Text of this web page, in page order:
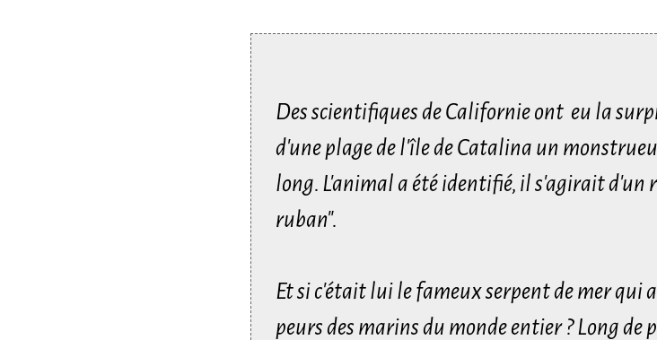
Des scientifiques de Californie ont eu la
d'une plage de l'île de Catalina un
long. L'animal a été identifié, il s'agirait d'un
ruban".
Et si c'était lui le fameux serpent de mer qui
peurs des marins du monde entier ? Long de